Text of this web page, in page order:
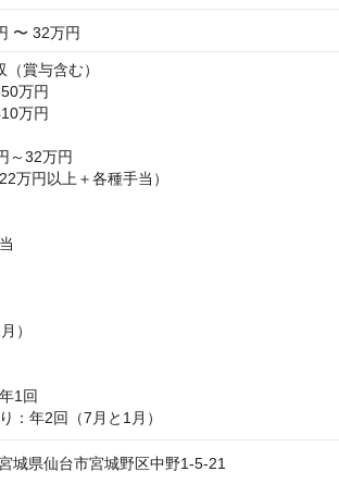
〜 32万円
賞与含む）
万円
万円
～32万円
万円以上＋各種手当）
）
1回
：年2回（7月と1月）
城県仙台市宮城野区中野1-5-21